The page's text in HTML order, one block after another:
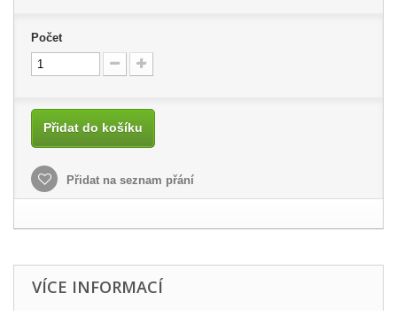
Počet
Přidat do košíku
Přidat na seznam přání
VÍCE INFORMACÍ